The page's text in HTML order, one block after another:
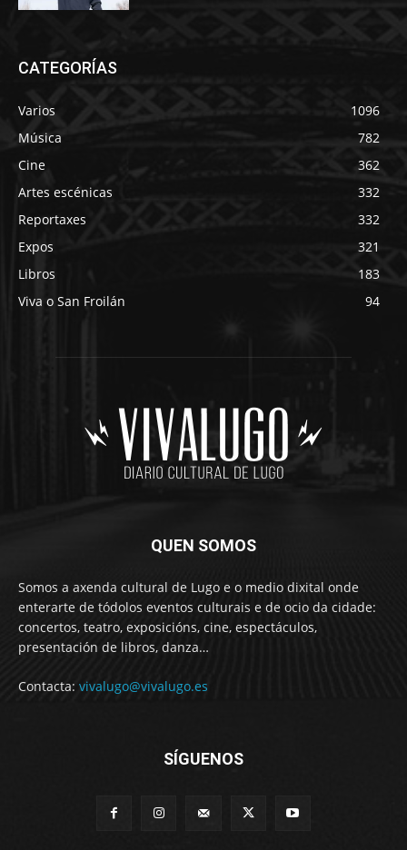
CATEGORÍAS
Varios
1096
Música
782
Cine
362
Artes escénicas
332
Reportaxes
332
Expos
321
Libros
183
Viva o San Froilán
94
QUEN SOMOS
Somos a axenda cultural de Lugo e o medio dixital onde
enterarte de tódolos eventos culturais e de ocio da cidade:
concertos, teatro, exposicións, cine, espectáculos,
presentación de libros, danza…
Contacta: vivalugo@vivalugo.es
SÍGUENOS